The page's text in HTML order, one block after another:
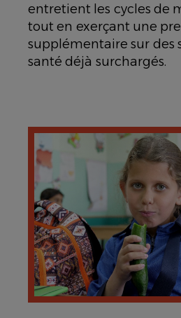
entretient les cycles de
tout en exerçant une
supplémentaire sur des
santé déjà surchargés.